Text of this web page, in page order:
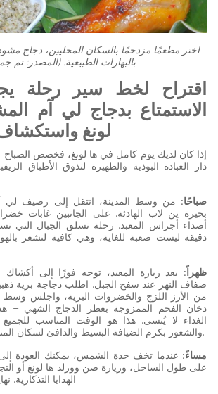
اختر مطعمًا مزدحمًا بالسكان المحليين، دجاج
بالبهارات الطبيعية. (المصدر: تم
الاستمتاع بدجاج لي آم
لونغ
إذا كان لديك يوم كامل في ها لونغ، فخصص
دار العبادة البوذية والظهيرة لتذوق الأطباق
صباحًا: من وسط المدينة، انتقل إلى رصيف لي
بحيرة ين لاب الهادئة. على الجانبين غابات
دقيقة ليست صعبة للغاية، وهي كافية لتشعر
ظهراً: بعد زيارة المعبد، توجه فورًا إلى
ضفاف النهر عند سفح الجبل. اطلب دجاجة برية
من الأرز اللزج والخضروات البرية، واجلس وسط
دخان الفحم الممزوجة بعطر الدجاج الشهي –
الغداء لا يُنسى. هذا هو الوقت المناسب
والشعور بكرم الضيافة البسيط والدافئ لسكان المنطقة الجبلية الساحلية.
مساءً: عندما تخف حدة الشمس، يمكنك العودة
على طول الساحل، وزيارة صن وورلد ها لونغ أو
الهدايا التذكارية. نهاية لطيفة ولكنها كاملة.